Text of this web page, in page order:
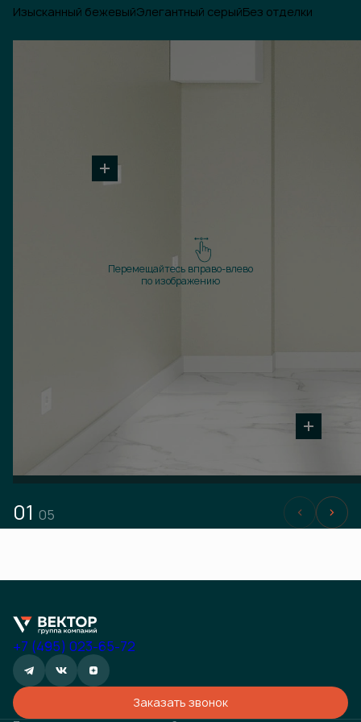
Изысканный бежевыйЭлегантный серыйБез отделки
Перемещайтесь вправо-влево
по изображению
01 05
+7 (495) 023-65-72
Заказать звонок